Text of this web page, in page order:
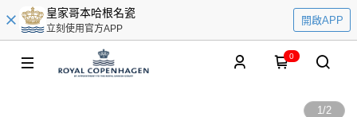
皇家哥本哈根名瓷
立刻使用官方APP
開啟APP
0
1/2